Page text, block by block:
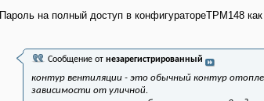
Пароль на полный доступ в конфигуратореТРМ148
Сообщение от незарегистрированный
контур вентиляции - это обычный контур
зависимости от уличной.